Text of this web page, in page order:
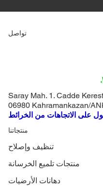
تواصل
Saray Mah. 1. Cadde
06980 Kahramankazan/
منتجاتنا
تنظيف وإصلاح
منتجات تلميع الخرسانة
دهانات الأرضيات